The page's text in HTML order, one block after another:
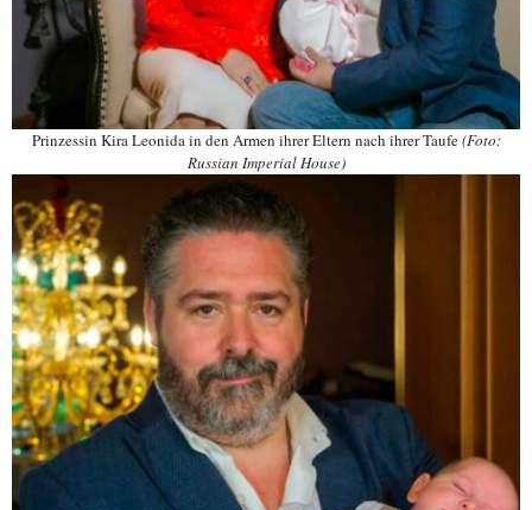
Prinzessin Kira Leonida in den Armen ihrer Eltern nach ihrer Taufe(Foto:
Russian Imperial House)